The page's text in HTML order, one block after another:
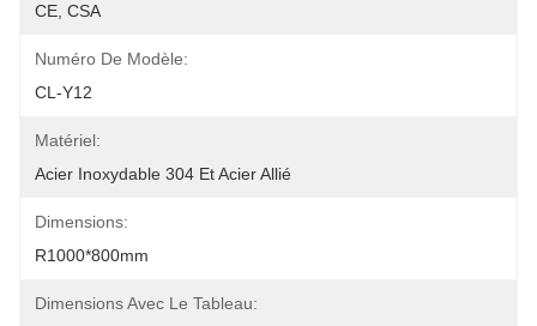
CE, CSA
Numéro De Modèle:
CL-Y12
Matériel:
Acier Inoxydable 304 Et Acier Allié
Dimensions:
R1000*800mm
Dimensions Avec Le Tableau: